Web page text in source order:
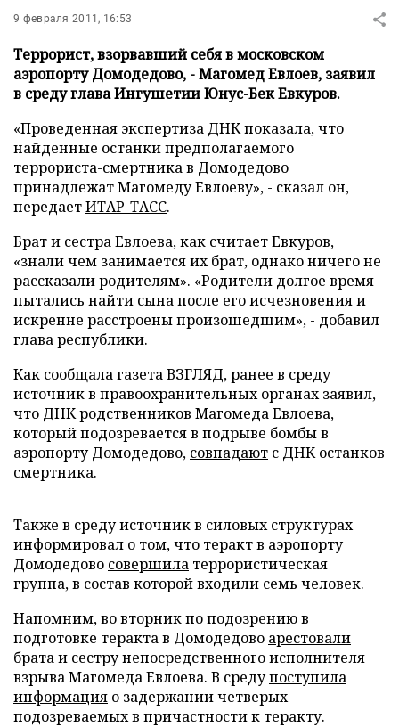
9 февраля 2011, 16:53
Террорист, взорвавший себя в московском
аэропорту Домодедово, - Магомед Евлоев, заявил
в среду глава Ингушетии Юнус-Бек Евкуров.
«Проведенная экспертиза ДНК показала, что
найденные останки предполагаемого
террориста-смертника в Домодедово
принадлежат Магомеду Евлоеву», - сказал он,
передаетИТАР-ТАСС.
Брат и сестра Евлоева, как считает Евкуров,
«знали чем занимается их брат, однако ничего не
рассказали родителям». «Родители долгое время
пытались найти сына после его исчезновения и
искренне расстроены произошедшим», - добавил
глава республики.
Как сообщала газета ВЗГЛЯД, ранее в среду
источник в правоохранительных органах заявил,
что ДНК родственников Магомеда Евлоева,
который подозревается в подрыве бомбы в
аэропорту Домодедово, совпадают с ДНК останков
смертника.
Также в среду источник в силовых структурах
информировал о том, что теракт в аэропорту
Домодедово совершила террористическая
группа, в состав которой входили семь человек.
Напомним, во вторник по подозрению в
подготовке теракта в Домодедово арестовали
брата и сестру непосредственного исполнителя
взрыва Магомеда Евлоева. В средупоступила
информация о задержании четверых
подозреваемых в причастности к теракту.